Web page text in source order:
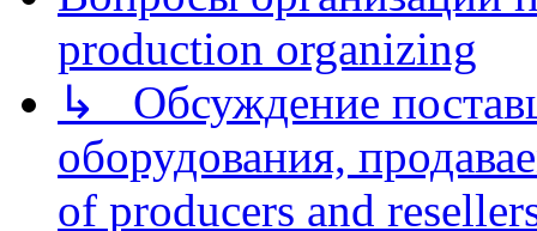
production organizing
↳ Обсуждение
оборудования,
of producers and